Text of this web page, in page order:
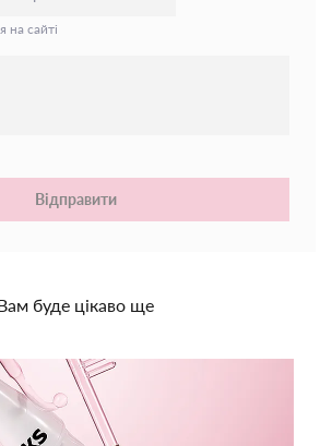
на сайті
Відправити
буде цікаво ще